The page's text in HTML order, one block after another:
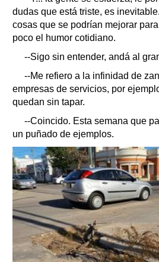
dudas que está triste, es
cosas que se podrían mejorar
poco el humor cotidiano.
--Sigo sin entender, andá al
--Me refiero a la infinidad de
empresas de servicios, por
quedan sin tapar.
--Coincido. Esta semana que
un puñado de ejemplos.